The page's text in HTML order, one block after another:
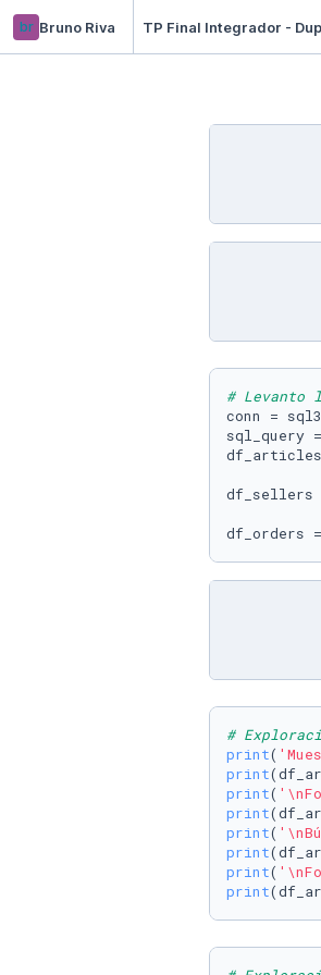
br Bruno Riva TP Final Integrador -
# Levanto
conn =
sql_query
df_articles
df_sellers
df_orders
#
print(
print
print(
print
print(
print
print(
print